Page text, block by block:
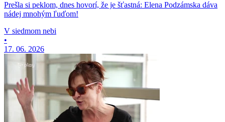
Prešla si peklom, dnes hovorí, že je šťastná: Elena Podzámska dáva
nádej mnohým ľuďom!
V siedmom nebi
•
17. 06. 2026